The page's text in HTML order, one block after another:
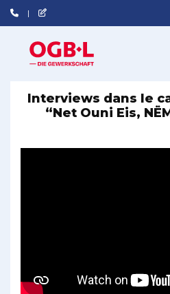
Interviews dans le
“Net Ouni Eis,